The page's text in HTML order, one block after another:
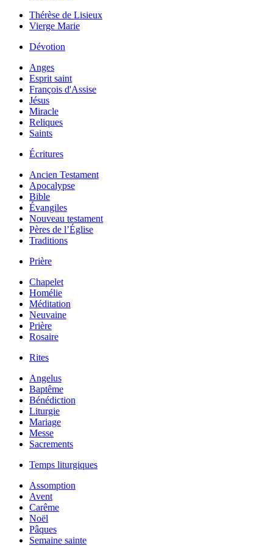
Thérèse de Lisieux
Vierge Marie
Dévotion
Anges
Esprit saint
François d'Assise
Jésus
Miracle
Reliques
Saints
Écritures
Ancien Testament
Apocalypse
Bible
Évangiles
Nouveau testament
Pères de l’Église
Traditions
Prière
Chapelet
Homélie
Méditation
Neuvaine
Prière
Rosaire
Rites
Angelus
Baptême
Bénédiction
Liturgie
Mariage
Messe
Sacrements
Temps liturgiques
Assomption
Avent
Carême
Noël
Pâques
Semaine sainte